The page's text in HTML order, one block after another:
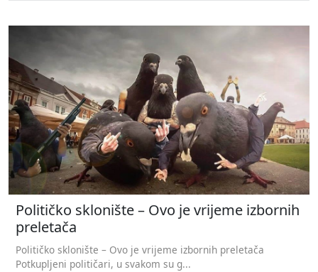
Političko sklonište – Ovo je vrijeme izbornih
preletača
Političko sklonište – Ovo je vrijeme izbornih preletača
Potkupljeni političari, u svakom su g...